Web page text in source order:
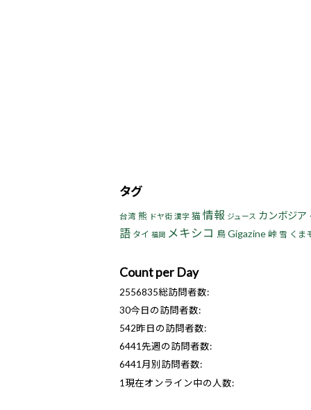
タグ
台湾 熊 ドヤ街 漢字 猫情報 ジュース カンボジア
語 タイ 福岡 メキシコ 鳥Gigazine峠 雪 くま
Count per Day
2556835総訪問者数:
30今日の訪問者数:
542昨日の訪問者数:
6441先週の訪問者数:
6441月別訪問者数:
1 現在オンライン中の人数: